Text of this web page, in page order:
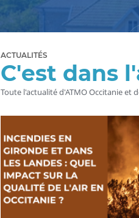
ACTUALITÉS
C'est dans
Toute l'actualité d'ATMO Occitanie et